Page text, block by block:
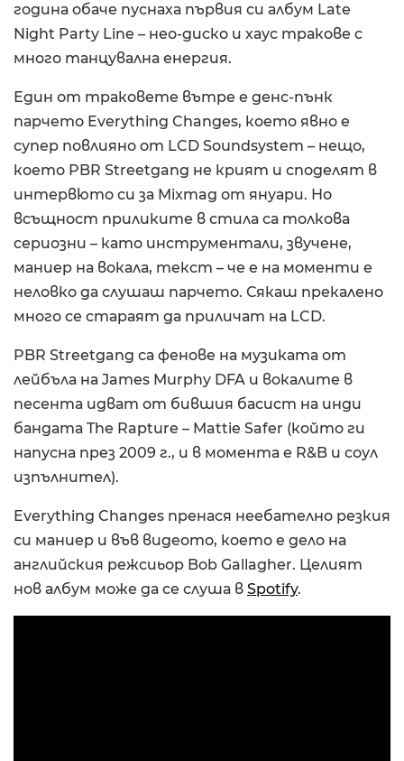
година обаче пуснаха първия си албум Late
Night Party Line – нео-диско и хаус тракове с
много танцувална енергия.
Един от траковете вътре е денс-пънк
парчето Everything Changes, което явно е
супер повлияно от LCD Soundsystem – нещо,
което PBR Streetgang не крият и споделят в
интервюто си за Mixmag от януари. Но
всъщност приликите в стила са толкова
сериозни – като инструментали, звучене,
маниер на вокала, текст – че е на моменти е
неловко да слушаш парчето. Сякаш прекалено
много се стараят да приличат на LCD.
PBR Streetgang са фенове на музиката от
лейбъла на James Murphy DFA и вокалите в
песента идват от бившия басист на инди
бандата The Rapture – Mattie Safer (който ги
напусна през 2009 г., и в момента е R&B и соул
изпълнител).
Everything Changes пренася неебателно резкия
си маниер и във видеото, което е дело на
английския режсиьор Bob Gallagher. Целият
нов албум може да се слуша в Spotify.